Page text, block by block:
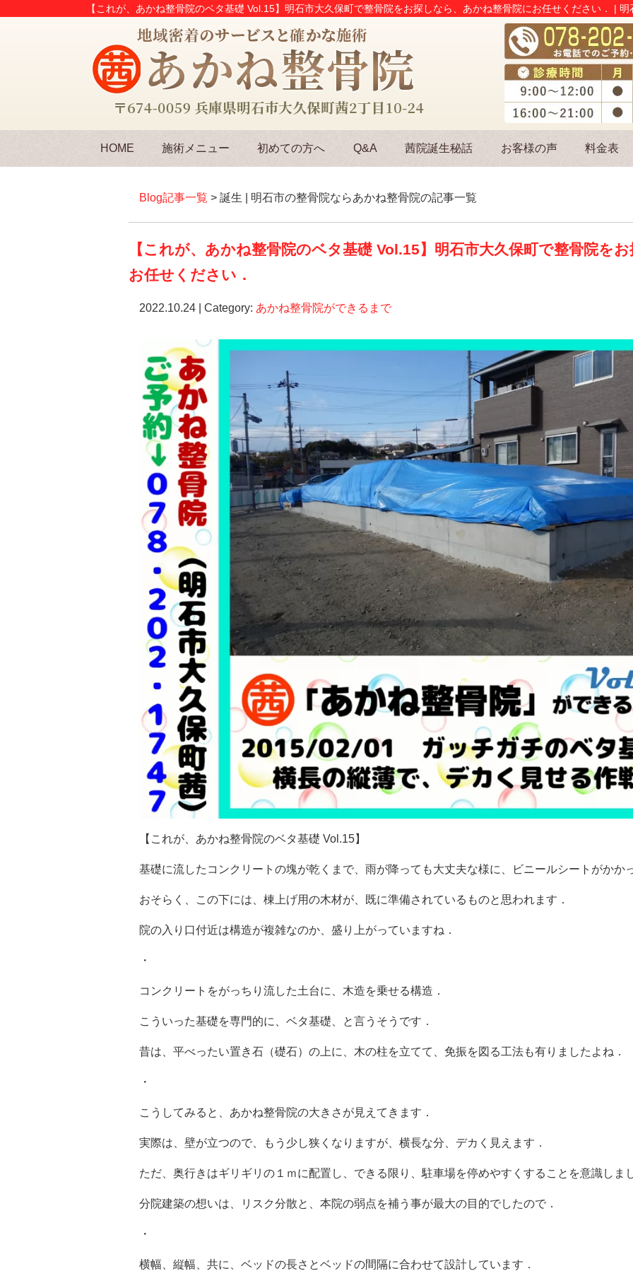
【これが、あかね整骨院のベタ基礎 Vol.15】明石市大久保町で整骨院をお探しなら、あかね整骨院にお任せください． |
HOME 施術メニュー 初めての方へ Q&A 茜院誕生秘話 お客様の声 料金表
Blog記事一覧 > 誕生 | 明石市の整骨院ならあかね整骨院の記事一覧
【これが、あかね整骨院のベタ基礎 Vol.15】明石市大久保町で整骨院を
お任せください．
2022.10.24 | Category: あかね整骨院ができるまで
【これが、あかね整骨院のベタ基礎 Vol.15】
基礎に流したコンクリートの塊が乾くまで、雨が降っても大丈夫な様に、ビニールシートがかか
おそらく、この下には、棟上げ用の木材が、既に準備されているものと思われます．
院の入り口付近は構造が複雑なのか、盛り上がっていますね．
・
コンクリートをがっちり流した土台に、木造を乗せる構造．
こういった基礎を専門的に、ベタ基礎、と言うそうです．
昔は、平べったい置き石（礎石）の上に、木の柱を立てて、免振を図る工法も有りましたよね．
・
こうしてみると、あかね整骨院の大きさが見えてきます．
実際は、壁が立つので、もう少し狭くなりますが、横長な分、デカく見えます．
ただ、奥行きはギリギリの１ｍに配置し、できる限り、駐車場を停めやすくすることを意識しま
分院建築の想いは、リスク分散と、本院の弱点を補う事が最大の目的でしたので．
・
横幅、縦幅、共に、ベッドの長さとベッドの間隔に合わせて設計しています．